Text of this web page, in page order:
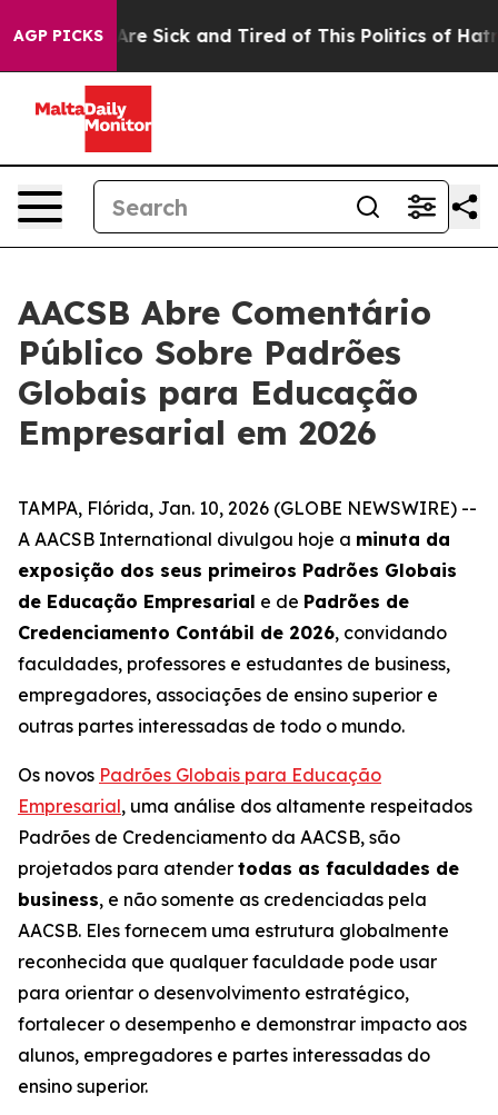
AGP PICKSAre Sick and Tired of This Politics of Hatred”
AACSB Abre Comentário
Público Sobre Padrões
Globais para Educação
Empresarial em 2026
TAMPA, Flórida, Jan. 10, 2026 (GLOBE NEWSWIRE) --
A AACSB International divulgou hoje a minuta da
exposição dos seus primeiros Padrões Globais
de Educação Empresarial e de Padrões de
Credenciamento Contábil de 2026, convidando
faculdades, professores e estudantes de business,
empregadores, associações de ensino superior e
outras partes interessadas de todo o mundo.
Os novos Padrões Globais para Educação
Empresarial, uma análise dos altamente respeitados
Padrões de Credenciamento da AACSB, são
projetados para atender todas as faculdades de
business, e não somente as credenciadas pela
AACSB. Eles fornecem uma estrutura globalmente
reconhecida que qualquer faculdade pode usar
para orientar o desenvolvimento estratégico,
fortalecer o desempenho e demonstrar impacto aos
alunos, empregadores e partes interessadas do
ensino superior.